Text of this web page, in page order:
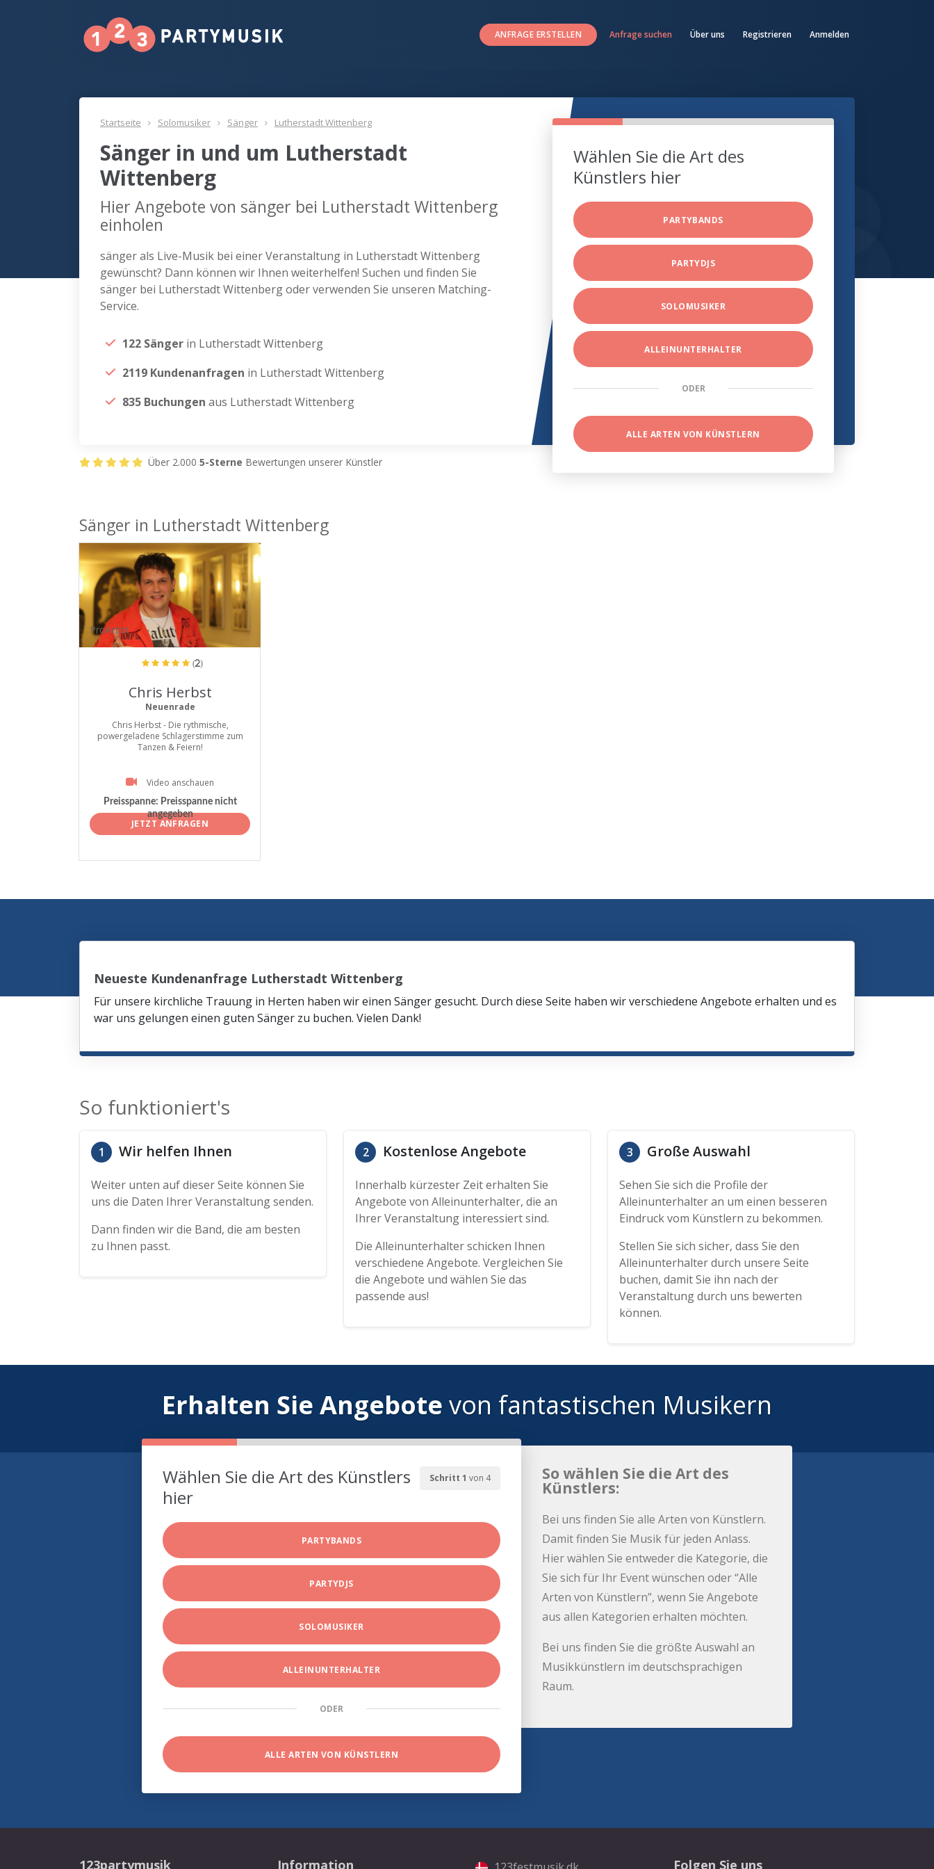
ANFRAGE ERSTELLEN Anfrage suchen Über uns Registrieren Anmelden
Startseite Solomusiker Sänger Lutherstadt Wittenberg
Sänger in und um Lutherstadt
Wittenberg
Hier Angebote von sänger bei Lutherstadt Wittenberg
einholen
sänger als Live-Musik bei einer Veranstaltung in Lutherstadt Wittenberg
gewünscht? Dann können wir Ihnen weiterhelfen! Suchen und finden Sie
sänger bei Lutherstadt Wittenberg oder verwenden Sie unseren Matching-
Service.
122 Sänger in Lutherstadt Wittenberg
2119 Kundenanfragen in Lutherstadt Wittenberg
835 Buchungen aus Lutherstadt Wittenberg
Wählen Sie die Art des
Künstlers hier
PARTYBANDS
PARTYDJS
SOLOMUSIKER
ALLEINUNTERHALTER
ODER
ALLE ARTEN VON KÜNSTLERN
Über 2.000 5-Sterne Bewertungen unserer Künstler
Sänger in Lutherstadt Wittenberg
ProArtist
(2)
Chris Herbst
Neuenrade
Chris Herbst - Die rythmische,
powergeladene Schlagerstimme zum
Tanzen & Feiern!
Video anschauen
Preisspanne: Preisspanne nicht
angegeben
JETZT ANFRAGEN
Neueste Kundenanfrage Lutherstadt Wittenberg
Für unsere kirchliche Trauung in Herten haben wir einen Sänger gesucht. Durch diese Seite haben wir verschiedene Angebote erhalten und es
war uns gelungen einen guten Sänger zu buchen. Vielen Dank!
So funktioniert's
1 Wir helfen Ihnen
Weiter unten auf dieser Seite können Sie
uns die Daten Ihrer Veranstaltung senden.
Dann finden wir die Band, die am besten
zu Ihnen passt.
2 Kostenlose Angebote
Innerhalb kürzester Zeit erhalten Sie
Angebote von Alleinunterhalter, die an
Ihrer Veranstaltung interessiert sind.
Die Alleinunterhalter schicken Ihnen
verschiedene Angebote. Vergleichen Sie
die Angebote und wählen Sie das
passende aus!
3 Große Auswahl
Sehen Sie sich die Profile der
Alleinunterhalter an um einen besseren
Eindruck vom Künstlern zu bekommen.
Stellen Sie sich sicher, dass Sie den
Alleinunterhalter durch unsere Seite
buchen, damit Sie ihn nach der
Veranstaltung durch uns bewerten
können.
Erhalten Sie Angebote von fantastischen Musikern
Schritt 1 von 4
Wählen Sie die Art des Künstlers
hier
PARTYBANDS
PARTYDJS
SOLOMUSIKER
ALLEINUNTERHALTER
ODER
ALLE ARTEN VON KÜNSTLERN
So wählen Sie die Art des
Künstlers:
Bei uns finden Sie alle Arten von Künstlern.
Damit finden Sie Musik für jeden Anlass.
Hier wählen Sie entweder die Kategorie, die
Sie sich für Ihr Event wünschen oder “Alle
Arten von Künstlern”, wenn Sie Angebote
aus allen Kategorien erhalten möchten.
Bei uns finden Sie die größte Auswahl an
Musikkünstlern im deutschsprachigen
Raum.
123partymusik Information Folgen Sie uns